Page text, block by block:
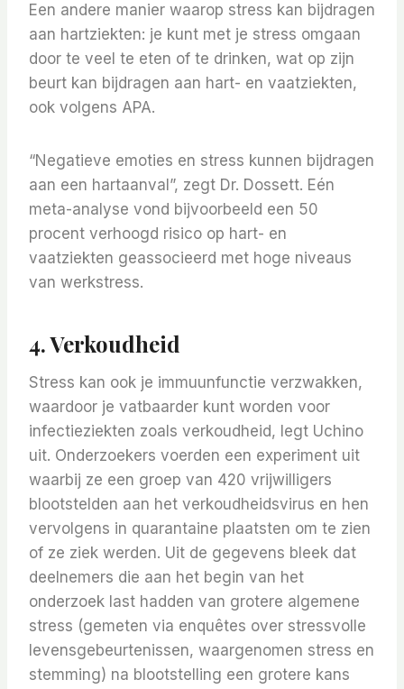
Een andere manier waarop stress kan bijdragen
aan hartziekten: je kunt met je stress omgaan
door te veel te eten of te drinken, wat op zijn
beurt kan bijdragen aan hart- en vaatziekten,
ook volgens APA.
“Negatieve emoties en stress kunnen bijdragen
aan een hartaanval”, zegt Dr. Dossett. Eén
meta-analyse vond bijvoorbeeld een 50
procent verhoogd risico op hart- en
vaatziekten geassocieerd met hoge niveaus
van werkstress.
4. Verkoudheid
Stress kan ook je immuunfunctie verzwakken,
waardoor je vatbaarder kunt worden voor
infectieziekten zoals verkoudheid, legt Uchino
uit. Onderzoekers voerden een experiment uit
waarbij ze een groep van 420 vrijwilligers
blootstelden aan het verkoudheidsvirus en hen
vervolgens in quarantaine plaatsten om te zien
of ze ziek werden. Uit de gegevens bleek dat
deelnemers die aan het begin van het
onderzoek last hadden van grotere algemene
stress (gemeten via enquêtes over stressvolle
levensgebeurtenissen, waargenomen stress en
stemming) na blootstelling een grotere kans